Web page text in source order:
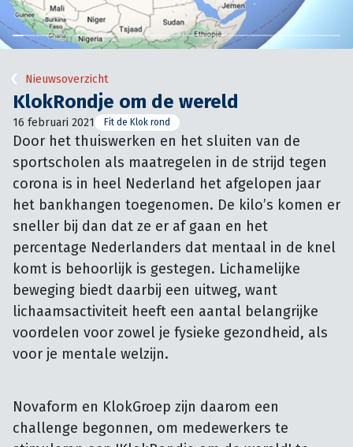
Nieuwsoverzicht
KlokRondje om de wereld
16 februari 2021 Fit de Klok rond
Door het thuiswerken en het sluiten van de
sportscholen als maatregelen in de strijd tegen
corona is in heel Nederland het afgelopen jaar
het bankhangen toegenomen. De kilo’s komen er
sneller bij dan dat ze er af gaan en het
percentage Nederlanders dat mentaal in de knel
komt is behoorlijk is gestegen. Lichamelijke
beweging biedt daarbij een uitweg, want
lichaamsactiviteit heeft een aantal belangrijke
voordelen voor zowel je fysieke gezondheid, als
voor je mentale welzijn.
Novaform en KlokGroep zijn daarom een
challenge begonnen, om medewerkers te